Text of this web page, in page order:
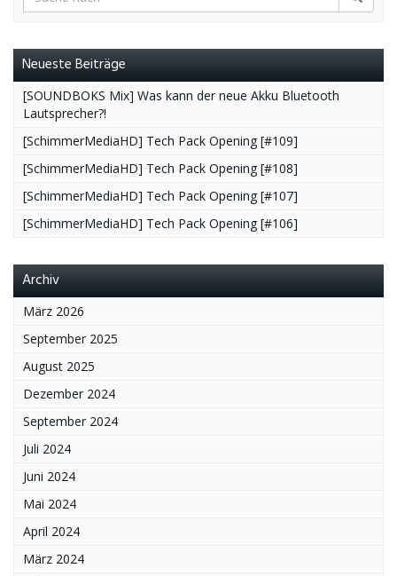
Neueste Beiträge
[SOUNDBOKS Mix] Was kann der neue Akku Bluetooth
Lautsprecher?!
[SchimmerMediaHD] Tech Pack Opening [#109]
[SchimmerMediaHD] Tech Pack Opening [#108]
[SchimmerMediaHD] Tech Pack Opening [#107]
[SchimmerMediaHD] Tech Pack Opening [#106]
Archiv
März 2026
September 2025
August 2025
Dezember 2024
September 2024
Juli 2024
Juni 2024
Mai 2024
April 2024
März 2024